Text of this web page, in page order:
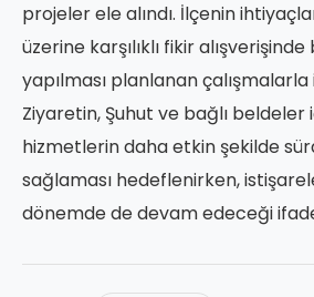
projeler ele alındı. İlçenin
üzerine karşılıklı fikir
yapılması planlanan çalışmalarla
Ziyaretin, Şuhut ve bağlı beldeler
hizmetlerin daha etkin şekilde
sağlaması hedeflenirken,
dönemde de devam edeceği